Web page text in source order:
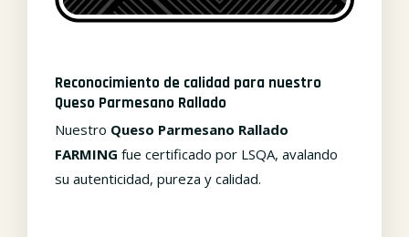
Reconocimiento de calidad para nuestro
Queso Parmesano Rallado
Nuestro Queso Parmesano Rallado
FARMING fue certificado por LSQA, avalando
su autenticidad, pureza y calidad.